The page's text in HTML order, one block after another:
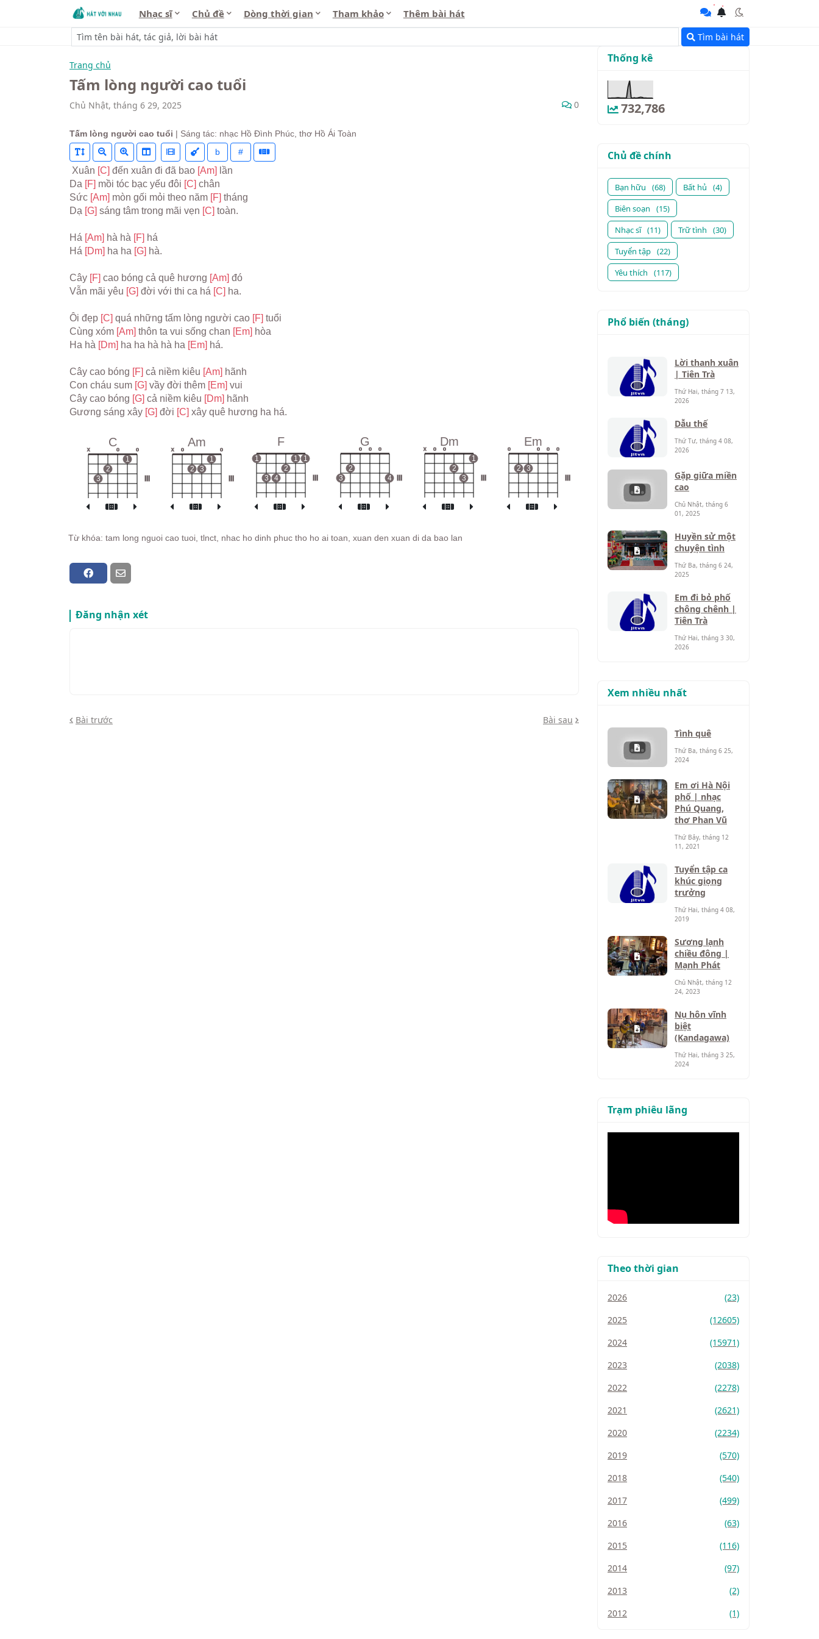
Nhạc sĩ Chủ đề Dòng thời gian Tham khảo Thêm bài hát
Tìm bài hát
Trang chủ
Tấm lòng người cao tuổi
Chủ Nhật, tháng 6 29, 2025 0
Tấm lòng người cao tuổi | Sáng tác: nhạc Hồ Đình Phúc, thơ Hồ Ái Toàn
b
#
Xuân [C] đến xuân đi đã bao [Am] lần
Da [F] mồi tóc bạc yếu đôi [C] chân
Sức [Am] mòn gối mỏi theo năm [F] tháng
Dạ [G] sáng tâm trong mãi vẹn [C] toàn.
Há [Am] hà hà [F] há
Há [Dm] ha ha [G] hà.
Cây [F] cao bóng cả quê hương [Am] đó
Vẫn mãi yêu [G] đời với thi ca há [C] ha.
Ôi đẹp [C] quá những tấm lòng người cao [F] tuổi
Cùng xóm [Am] thôn ta vui sống chan [Em] hòa
Ha hà [Dm] ha ha hà hà ha [Em] há.
Cây cao bóng [F] cả niềm kiêu [Am] hãnh
Con cháu sum [G] vầy đời thêm [Em] vui
Cây cao bóng [G] cả niềm kiêu [Dm] hãnh
Gương sáng xây [G] đời [C] xây quê hương ha há.
C
x
3
2
o
1
o
Am
x o
2 3
1
o
F
1
3 4
2
1 1
G
3
2
o o o
4
Dm
x o o
2
3
1
Em
o
2 3
o o o
Từ khóa: tam long nguoi cao tuoi, tlnct, nhac ho dinh phuc tho ho ai toan, xuan den xuan di da bao lan
Đăng nhận xét
Bài trước Bài sau
Thống kê
732,786
Chủ đề chính
Bạn hữu (68) Bất hủ
(4)
Biên soạn
(15)
Nhạc sĩ (11) Trữ tình
(30)
Tuyển tập (22)
Yêu thích
(117)
Phổ biến (tháng)
Lời thanh xuân
| Tiên Trà
Thứ Hai, tháng 7 13,
2026
Dẫu thế
Thứ Tư, tháng 4 08,
2026
Gặp giữa miền
cao
Chủ Nhật, tháng 6
01, 2025
Huyền sử một
chuyện tình
Thứ Ba, tháng 6 24,
2025
Em đi bỏ phố
chông chênh |
Tiên Trà
Thứ Hai, tháng 3 30,
2026
Xem nhiều nhất
Tình quê
Thứ Ba, tháng 6 25,
2024
Em ơi Hà Nội
phố | nhạc
Phú Quang,
thơ Phan Vũ
Thứ Bảy, tháng 12
11, 2021
Tuyển tập ca
khúc giọng
trưởng
Thứ Hai, tháng 4 08,
2019
Sương lạnh
chiều đông |
Mạnh Phát
Chủ Nhật, tháng 12
24, 2023
Nụ hôn vĩnh
biệt
(Kandagawa)
Thứ Hai, tháng 3 25,
2024
Trạm phiêu lãng
Theo thời gian
2026
(23)
2025
(12605)
2024
(15971)
2023
(2038)
2022
(2278)
2021
(2621)
2020
(2234)
2019
(570)
2018
(540)
2017
(499)
2016
(63)
2015
(116)
2014
(97)
2013
(2)
2012
(1)